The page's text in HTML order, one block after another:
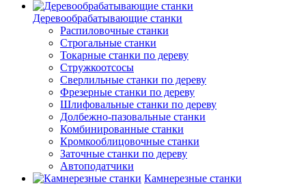
Деревообрабатывающие станки
Распиловочные станки
Строгальные станки
Токарные станки по дереву
Стружкоотсосы
Сверлильные станки по дереву
Фрезерные станки по дереву
Шлифовальные станки по дереву
Долбежно-пазовальные станки
Комбинированные станки
Кромкооблицовочные станки
Заточные станки по дереву
Автоподатчики
Камнерезные станки